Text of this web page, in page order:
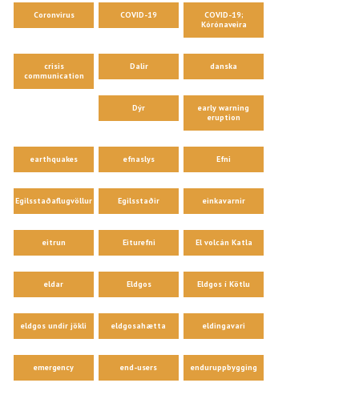
Coronvirus COVID-19
COVID-19;
Kórónaveira
crisis
communication
Dalir danska
Dýr
early warning
eruption
earthquakes efnaslys Efni
Egilsstaðaflugvöllur Egilsstaðir einkavarnir
eitrun Eiturefni El volcán Katla
eldar Eldgos Eldgos í Kötlu
eldgos undir jökli eldgosahætta eldingavari
emergency end-users enduruppbygging